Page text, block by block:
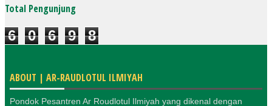
Total Pengunjung
6 0 6 9 8
ABOUT | AR-RAUDLOTUL ILMIYAH
Pondok Pesantren Ar Roudlotul Ilmiyah yang dikenal dengan